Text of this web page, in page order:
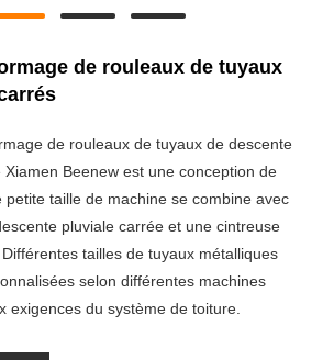
de rouleaux de tuyaux
de rouleaux de tuyaux de descente
Beenew est une conception de
petite taille de machine se combine avec
pluviale carrée et une cintreuse
tailles de tuyaux métalliques
selon différentes machines
exigences du système de toiture.